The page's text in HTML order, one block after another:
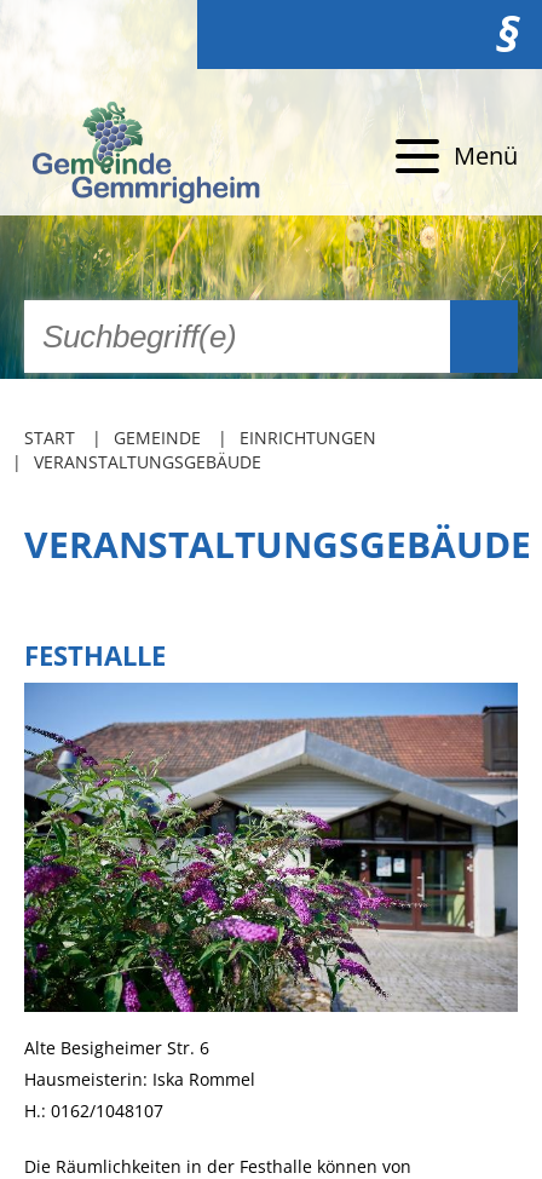
§
Menü
START GEMEINDE
EINRICHTUNGEN
VERANSTALTUNGSGEBÄUDE
VERANSTALTUNGSGEBÄUDE
FESTHALLE
Alte Besigheimer Str. 6
Hausmeisterin: Iska Rommel
H.: 0162/1048107
Die Räumlichkeiten in der Festhalle können von